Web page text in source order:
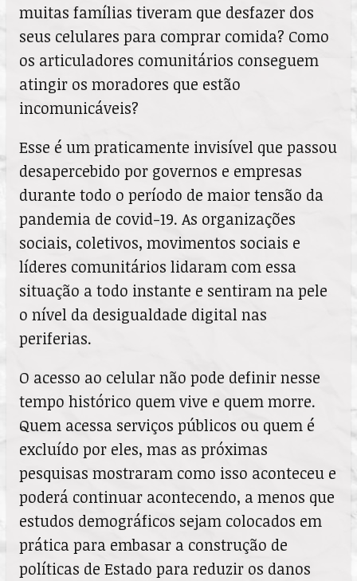
muitas famílias tiveram que desfazer dos
seus celulares para comprar comida? Como
os articuladores comunitários conseguem
atingir os moradores que estão
incomunicáveis?
Esse é um praticamente invisível que passou
desapercebido por governos e empresas
durante todo o período de maior tensão da
pandemia de covid-19. As organizações
sociais, coletivos, movimentos sociais e
líderes comunitários lidaram com essa
situação a todo instante e sentiram na pele
o nível da desigualdade digital nas
periferias.
O acesso ao celular não pode definir nesse
tempo histórico quem vive e quem morre.
Quem acessa serviços públicos ou quem é
excluído por eles, mas as próximas
pesquisas mostraram como isso aconteceu e
poderá continuar acontecendo, a menos que
estudos demográficos sejam colocados em
prática para embasar a construção de
políticas de Estado para reduzir os danos